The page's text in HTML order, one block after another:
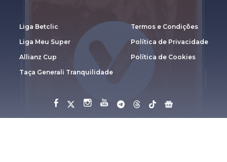
Liga Betclic
Liga Meu Super
Allianz Cup
Taça Generali Tranquilidade
Termos e Condições
Política de Privacidade
Política de Cookies